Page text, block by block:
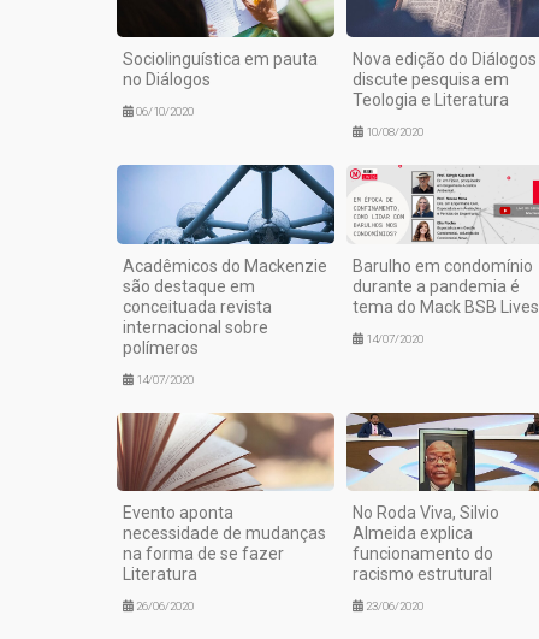
Sociolinguística em pauta
no Diálogos
06/10/2020
Nova edição do Diálogos
discute pesquisa em
Teologia e Literatura
10/08/2020
Acadêmicos do Mackenzie
são destaque em
conceituada revista
internacional sobre
polímeros
14/07/2020
Barulho em condomínio
durante a pandemia é
tema do Mack BSB Lives
14/07/2020
Evento aponta
necessidade de mudanças
na forma de se fazer
Literatura
26/06/2020
No Roda Viva, Silvio
Almeida explica
funcionamento do
racismo estrutural
23/06/2020